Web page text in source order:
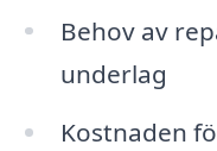
Behov av
underlag
Kostnaden